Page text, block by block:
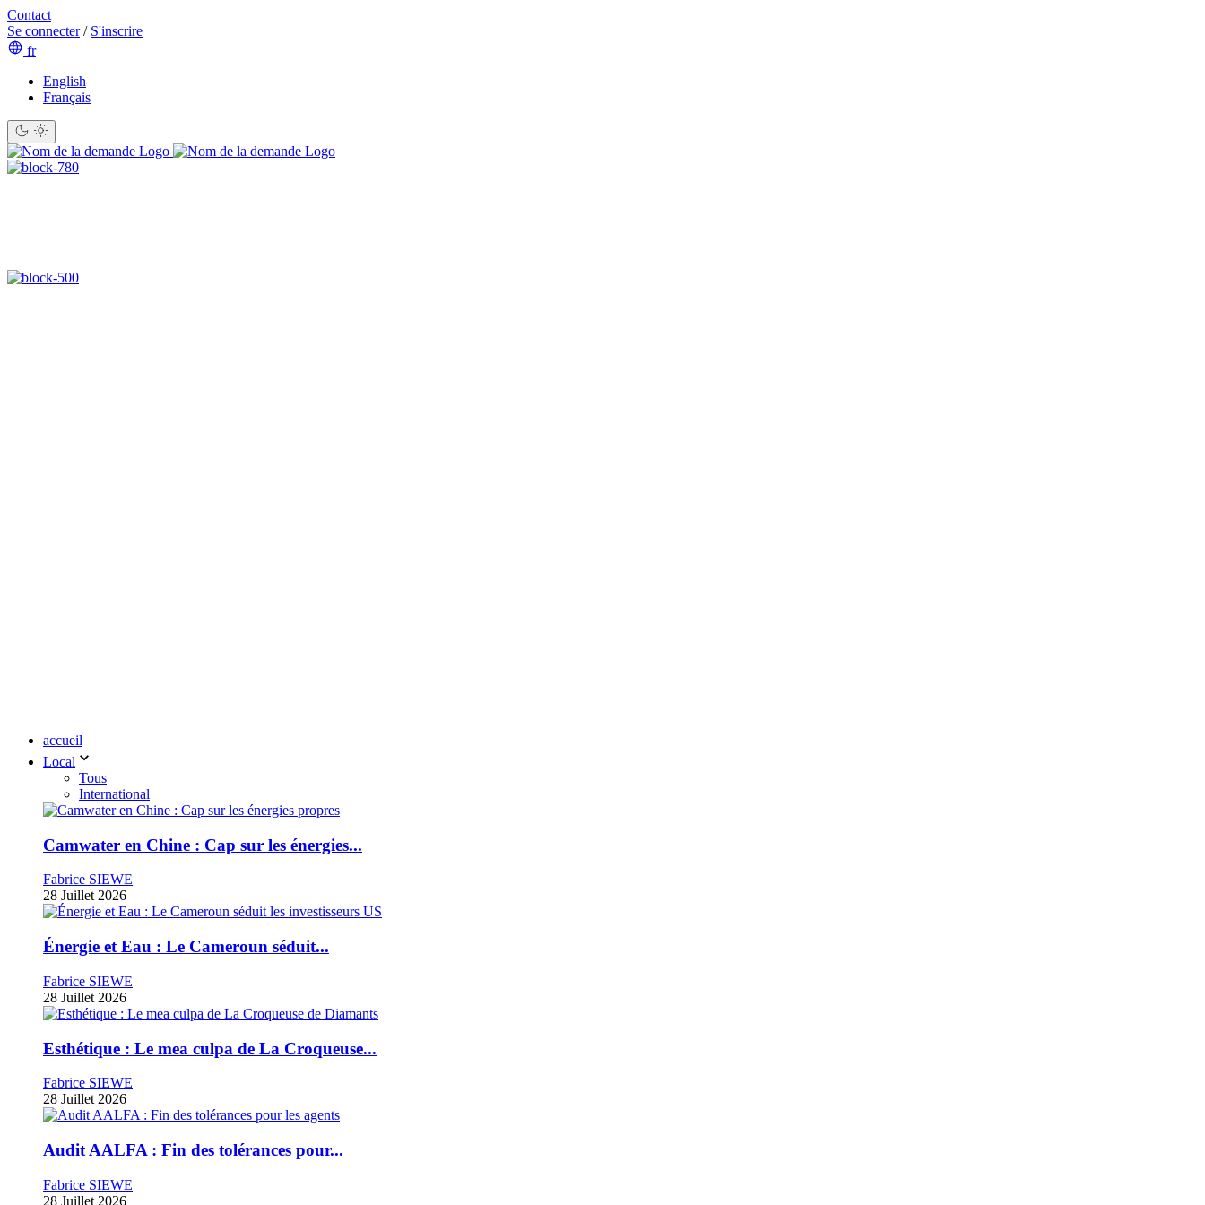
Contact
Se connecter / S'inscrire
fr
English
Français
accueil
Local
Tous
International
Camwater en Chine : Cap sur les énergies...
Fabrice SIEWE
28 Juillet 2026
Énergie et Eau : Le Cameroun séduit...
Fabrice SIEWE
28 Juillet 2026
Esthétique : Le mea culpa de La Croqueuse...
Fabrice SIEWE
28 Juillet 2026
Audit AALFA : Fin des tolérances pour...
Fabrice SIEWE
28 Juillet 2026